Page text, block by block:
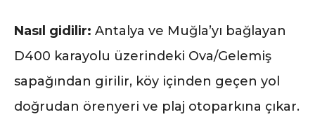
Nasıl gidilir: Antalya ve Muğla’yı bağlayan
D400 karayolu üzerindeki Ova/Gelemiş
sapağından girilir, köy içinden geçen yol
doğrudan örenyeri ve plaj otoparkına çıkar.